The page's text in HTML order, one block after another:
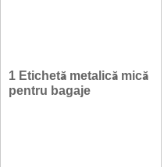
1 Etichetă metalică mică
pentru bagaje